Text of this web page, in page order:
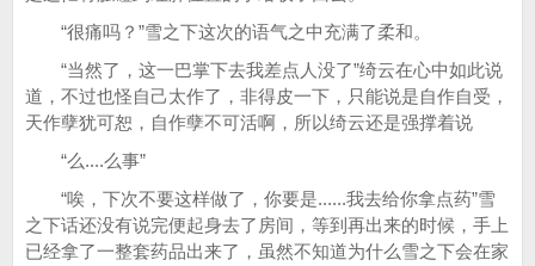
“很痛吗？”雪之下这次的语气之中充满了柔和。
“当然了，这一巴掌下去我差点人没了”绮云在心中如此说
道，不过也怪自己太作了，非得皮一下，只能说是自作自受，
天作孽犹可恕，自作孽不可活啊，所以绮云还是强撑着说
“么....么事”
“唉，下次不要这样做了，你要是......我去给你拿点药”雪
之下话还没有说完便起身去了房间，等到再出来的时候，手上
已经拿了一整套药品出来了，虽然不知道为什么雪之下会在家